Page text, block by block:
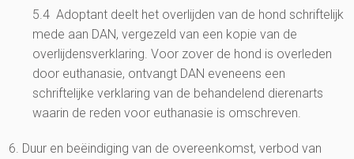
5.4 Adoptant deelt het overlijden van de hond schriftelijk
mede aan DAN, vergezeld van een kopie van de
overlijdensverklaring. Voor zover de hond is overleden
door euthanasie, ontvangt DAN eveneens een
schriftelijke verklaring van de behandelend dierenarts
waarin de reden voor euthanasie is omschreven.
6. Duur en beëindiging van de overeenkomst, verbod van